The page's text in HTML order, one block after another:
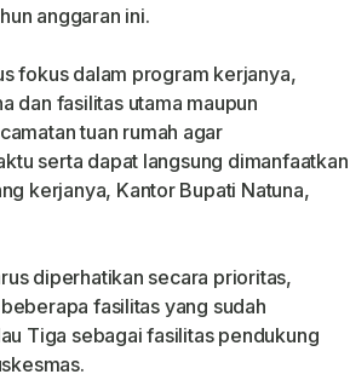
anggaran ini.
fokus dalam program kerjanya,
dan fasilitas utama maupun
tuan rumah agar
serta dapat langsung dimanfaatkan
kerjanya, Kantor Bupati Natuna,
diperhatikan secara prioritas,
fasilitas yang sudah
Tiga sebagai fasilitas pendukung